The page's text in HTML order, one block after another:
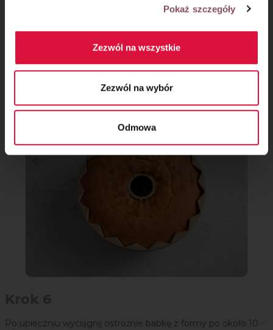
Pokaż szczegóły
Zezwól na wszystkie
Zezwól na wybór
Odmowa
Piecz w rozgrzanym piekarniku do 170°C koło 45 minut, do
Po upieczniu wyciągnij ostrożnie babkę z formy po około 10 -